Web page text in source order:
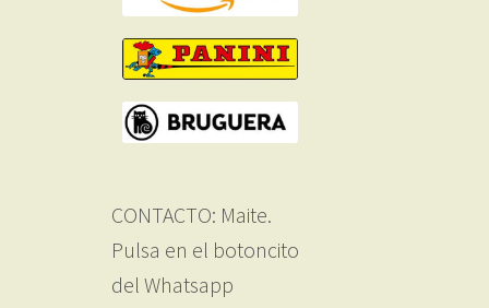
CONTACTO: Maite.
Pulsa en el botoncito
del Whatsapp